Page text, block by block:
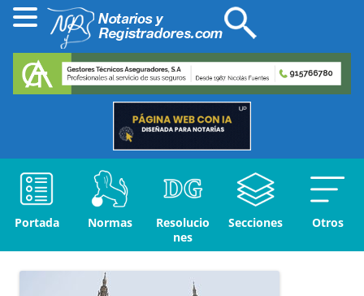
Portada Normas
Resolucio
nes
Secciones Otros